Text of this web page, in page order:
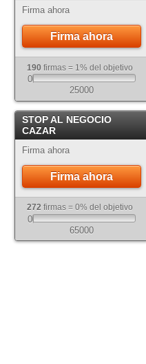
Firma ahora
Firma ahora
190 firmas = 1% del objetivo
0
25000
STOP AL NEGOCIO
CAZAR
Firma ahora
Firma ahora
272 firmas = 0% del objetivo
0
65000